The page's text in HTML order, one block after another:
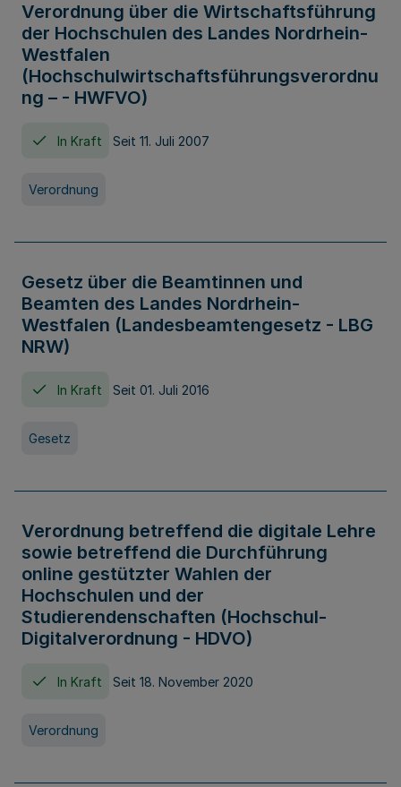
Verordnung über die Wirtschaftsführung
der Hochschulen des Landes Nordrhein-
Westfalen
(Hochschulwirtschaftsführungsverordnu
ng – - HWFVO)
In Kraft Seit 11. Juli 2007
Verordnung
Gesetz über die Beamtinnen und
Beamten des Landes Nordrhein-
Westfalen (Landesbeamtengesetz - LBG
NRW)
In Kraft Seit 01. Juli 2016
Gesetz
Verordnung betreffend die digitale Lehre
sowie betreffend die Durchführung
online gestützter Wahlen der
Hochschulen und der
Studierendenschaften (Hochschul-
Digitalverordnung - HDVO)
In Kraft Seit 18. November 2020
Verordnung